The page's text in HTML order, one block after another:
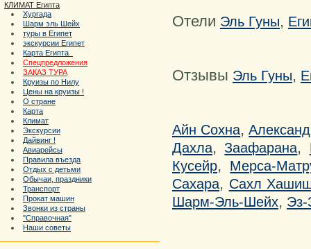
КЛИМАТ Египта
Хургада
Шарм эль Шейх
туры в Египет
экскурсии Египет
Карта Египта
Спецпредложения
ЗАКАЗ ТУРА
Круизы по Нилу
Цены на круизы !
О стране
Карта
Климат
Экскурсии
Дайвинг !
Авиарейсы
Правила въезда
Отдых с детьми
Обычаи, праздники
Транспорт
Прокат машин
Звонки из страны
"Справочная"
Наши советы
Отели Эль Гуны,
Отзывы Эль Гуны,
Айн Сохна,
Дахла,Заафарана,
Кусейр, Мерса-
Сахара, Сахл
Шарм-Эль-Шейх, Эз-